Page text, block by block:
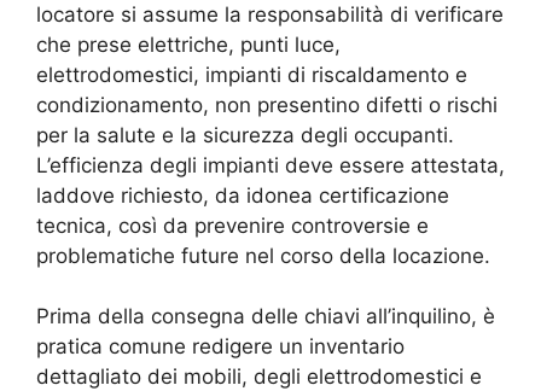
locatore si assume la responsabilità di verificare
che prese elettriche, punti luce,
elettrodomestici, impianti di riscaldamento e
condizionamento, non presentino difetti o rischi
per la salute e la sicurezza degli occupanti.
L’efficienza degli impianti deve essere attestata,
laddove richiesto, da idonea certificazione
tecnica, così da prevenire controversie e
problematiche future nel corso della locazione.
Prima della consegna delle chiavi all’inquilino, è
pratica comune redigere un inventario
dettagliato dei mobili, degli elettrodomestici e